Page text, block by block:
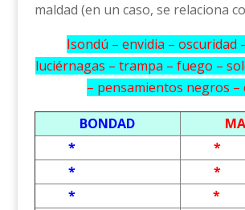
maldad (en un caso, se relaciona
Isondú – envidia – oscuridad
luciérnagas – trampa – fuego –
– pensamientos negros –
BONDAD
*
*
*
*
*
*